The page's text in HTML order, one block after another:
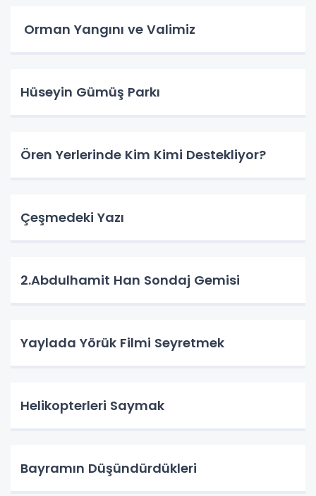
Orman Yangını ve Valimiz
Hüseyin Gümüş Parkı
Ören Yerlerinde Kim Kimi Destekliyor?
Çeşmedeki Yazı
2.Abdulhamit Han Sondaj Gemisi
Yaylada Yörük Filmi Seyretmek
Helikopterleri Saymak
Bayramın Düşündürdükleri